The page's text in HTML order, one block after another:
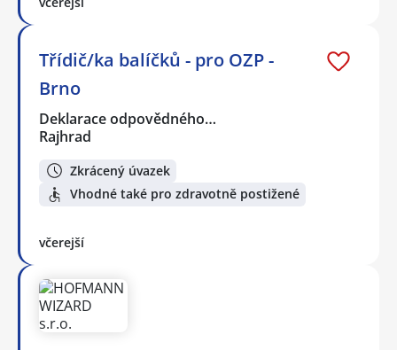
Třídič/ka balíčků - pro OZP -
Brno
Deklarace odpovědného…
Rajhrad
Zkrácený úvazek
Vhodné také pro zdravotně postižené
včerejší